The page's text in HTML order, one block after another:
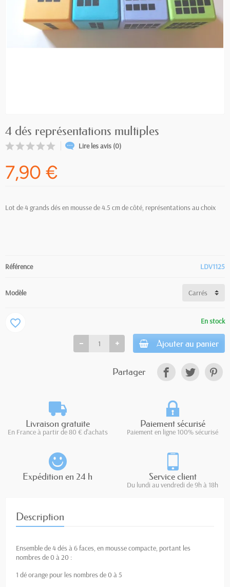
4 dés représentations multiples
Lire les avis (0)
7,90 €
Lot de 4 grands dés en mousse de 4.5 cm de côté, représentations au choix
Référence LDV1125
Modèle
En stock
Ajouter au panier
favorite_border
Partager
Livraison gratuite
En France à partir de 80 € d'achats
Paiement sécurisé
Paiement en ligne 100% sécurisé
Expédition en 24 h Service client
Du lundi au vendredi de 9h à 18h
Description
Ensemble de 4 dés à 6 faces, en mousse compacte, portant les
nombres de 0 à 20 :
1 dé orange pour les nombres de 0 à 5